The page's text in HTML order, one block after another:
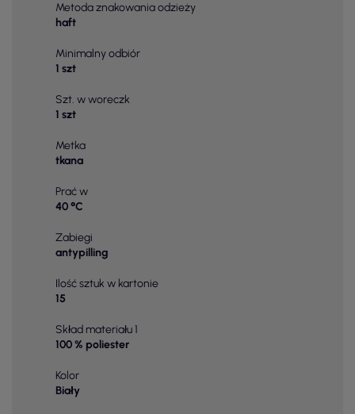
Metoda znakowania odzieży
haft
Minimalny odbiór
1 szt
Szt. w woreczk
1 szt
Metka
tkana
Prać w
40 °C
Zabiegi
antypilling
Ilość sztuk w kartonie
15
Skład materiału 1
100 % poliester
Kolor
Biały